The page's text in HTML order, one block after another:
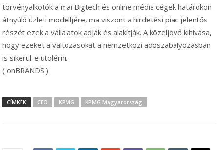
törvényalkotók a mai Bigtech és online média cégek határokon
átnyúló üzleti modelljére, ma viszont a hirdetési piac jelentős
részét ezek a vállalatok adják és alakítják. A közeljövő kihívása,
hogy ezeket a változásokat a nemzetközi adószabályozásban
is sikerül-e utolérni.
( onBRANDS )
CÍMKÉK CEO KPMG KPMG Magyarország